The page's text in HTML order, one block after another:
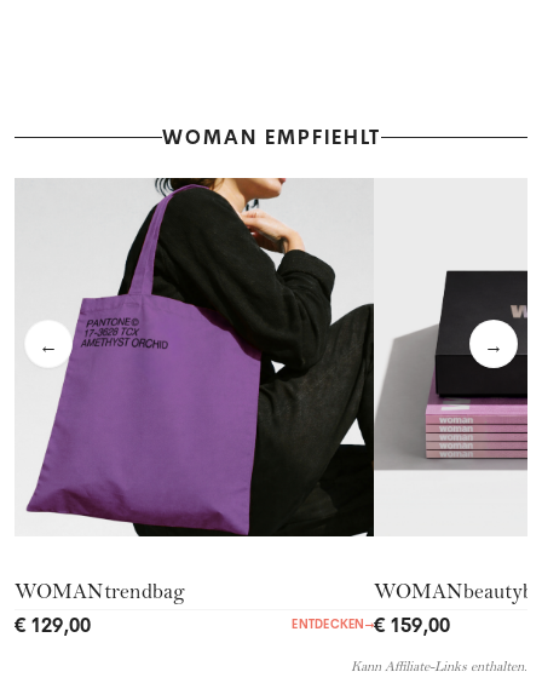
WOMAN EMPFIEHLT
← →
WOMANtrendbag
€ 129,00 ENTDECKEN →€ 159,00
Kann Affiliate-Links enthalten.